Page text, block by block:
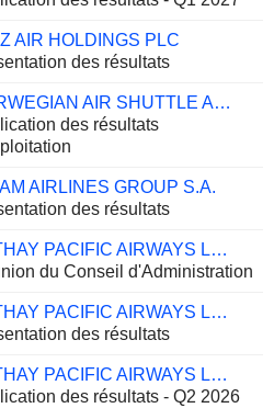
AIR HOLDINGS PLC
des résultats
NORWEGIAN AIR SHUTTLE ASA
des résultats
AIRLINES GROUP S.A.
des résultats
CATHAY PACIFIC AIRWAYS LIMITED
du Conseil d'Administration
CATHAY PACIFIC AIRWAYS LIMITED
des résultats
CATHAY PACIFIC AIRWAYS LIMITED
des résultats - Q2 2026